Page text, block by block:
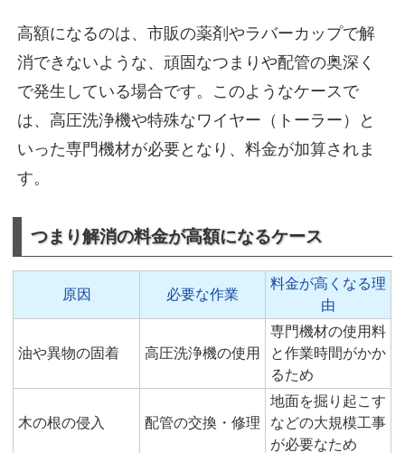
高額になるのは、市販の薬剤やラバーカップで解
消できないような、頑固なつまりや配管の奥深く
で発生している場合です。このようなケースで
は、高圧洗浄機や特殊なワイヤー（トーラー）と
いった専門機材が必要となり、料金が加算されま
す。
つまり解消の料金が高額になるケース
原因 必要な作業
料金が高くなる理
由
油や異物の固着 高圧洗浄機の使用
専門機材の使用料
と作業時間がかか
るため
木の根の侵入 配管の交換・修理
地面を掘り起こす
などの大規模工事
が必要なため